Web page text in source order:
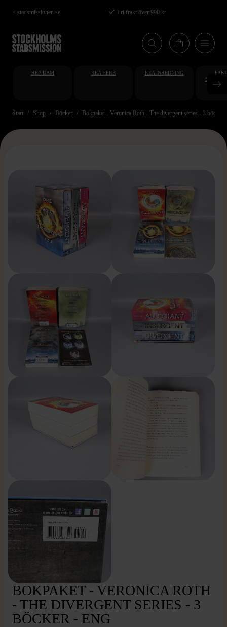
Hoppa
till
huvudinnehåll
< stadsmissionen.se Fri frakt över 990 kr
REA DAM REA HERR REA INREDNING
Start Shop Böcker Bokpaket - Veronica Roth - The divergent series - 3 böcker
>
BOKPAKET - VERONICA ROTH
- THE DIVERGENT SERIES - 3
BÖCKER - ENG